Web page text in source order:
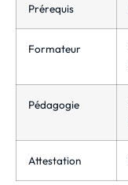
Prérequis
Formateur
Pédagogie
Attestation